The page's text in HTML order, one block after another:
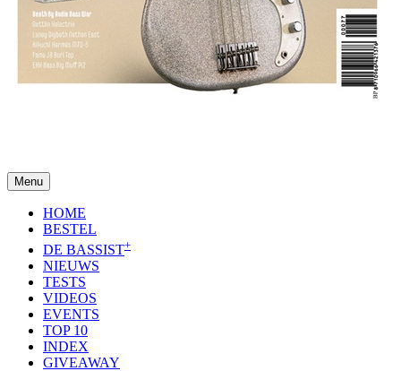
Menu
HOME
BESTEL
DE BASSIST+
NIEUWS
TESTS
VIDEOS
EVENTS
TOP 10
INDEX
GIVEAWAY